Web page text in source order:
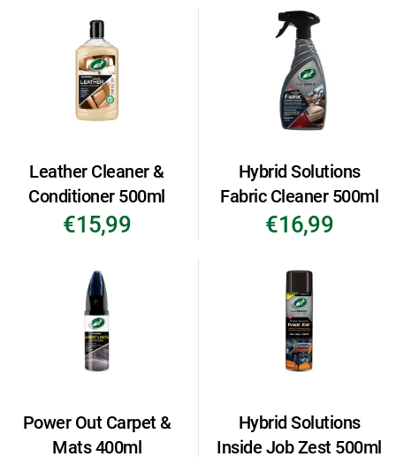
Leather Cleaner &
Conditioner 500ml
€15,99
Hybrid Solutions
Fabric Cleaner 500ml
€16,99
Power Out Carpet &
Mats 400ml
Hybrid Solutions
Inside Job Zest 500ml